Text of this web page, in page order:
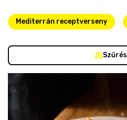
Mediterrán receptverseny
Szűrés